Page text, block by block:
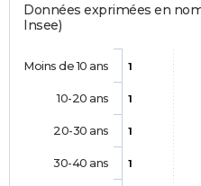
Données exprimées en
Insee)
1
1
1
1
Moins de 10 ans
10-20 ans
20-30 ans
30-40 ans